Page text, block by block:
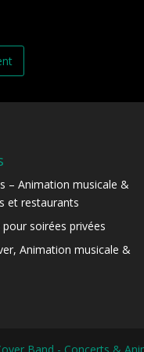
– Animation musicale &
et restaurants
soirées privées
Animation musicale &
Band - Concerts &